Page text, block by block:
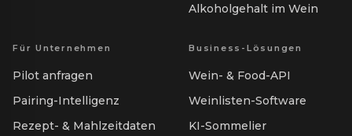
Alkoholgehalt im Wein
Für Unternehmen
Pilot anfragen
Pairing-Intelligenz
Rezept- & Mahlzeitdaten
Business-Lösungen
Wein- & Food-API
Weinlisten-Software
KI-Sommelier